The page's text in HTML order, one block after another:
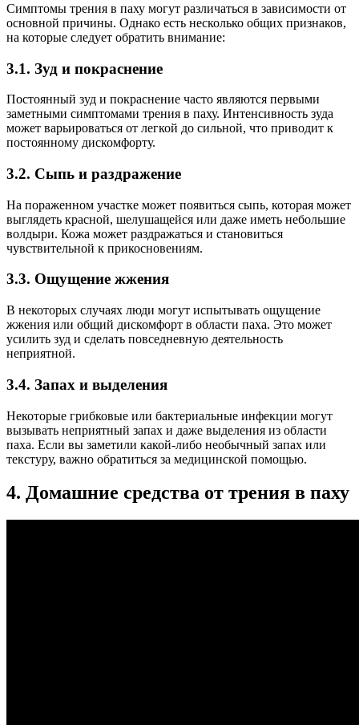
Симптомы трения в паху могут различаться в зависимости от
основной причины. Однако есть несколько общих признаков,
на которые следует обратить внимание:
3.1. Зуд и покраснение
Постоянный зуд и покраснение часто являются первыми
заметными симптомами трения в паху. Интенсивность зуда
может варьироваться от легкой до сильной, что приводит к
постоянному дискомфорту.
3.2. Сыпь и раздражение
На пораженном участке может появиться сыпь, которая может
выглядеть красной, шелушащейся или даже иметь небольшие
волдыри. Кожа может раздражаться и становиться
чувствительной к прикосновениям.
3.3. Ощущение жжения
В некоторых случаях люди могут испытывать ощущение
жжения или общий дискомфорт в области паха. Это может
усилить зуд и сделать повседневную деятельность
неприятной.
3.4. Запах и выделения
Некоторые грибковые или бактериальные инфекции могут
вызывать неприятный запах и даже выделения из области
паха. Если вы заметили какой-либо необычный запах или
текстуру, важно обратиться за медицинской помощью.
4. Домашние средства от трения в паху